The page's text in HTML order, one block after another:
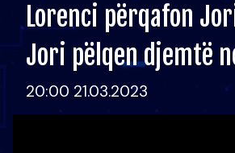
Lorenci përqafon
Jori pëlqen djemtë
20:00 21.03.2023